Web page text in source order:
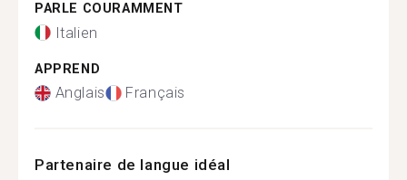
PARLE COURAMMENT
Italien
APPREND
Anglais Français
Partenaire de langue idéal